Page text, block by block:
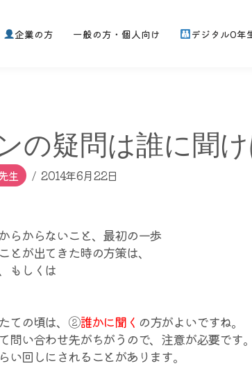
企業の方 一般の方・個人向け デジタル0年
の疑問は誰に聞け
生 2014年6月22日
らからないこと、最初の一歩
とが出てきた時の方策は、
もしくは
ての頃は、②誰かに聞く の方がよいですね。
問い合わせ先がちがうので、注意が必要です。
い回しにされることがあります。